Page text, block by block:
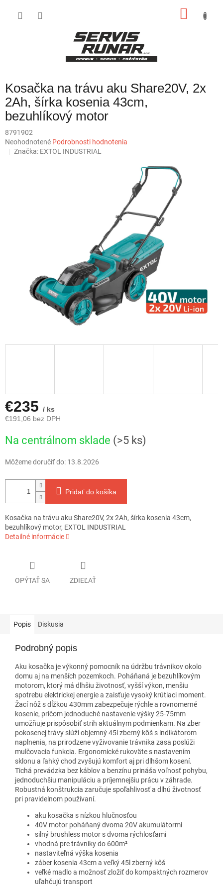
Kosačka na trávu aku Share20V, 2x
2Ah, šírka kosenia 43cm,
bezuhlíkový motor
8791902
Priemerné
hodnotenie
Neohodnotené Podrobnosti hodnotenia
Značka: EXTOL INDUSTRIAL
€235 / ks
€191,06 bez DPH
cena:
Na centrálnom sklade (>5 ks)
Môžeme doručiť do: 13.8.2026
Pridať do košíka
Kosačka na trávu aku Share20V, 2x 2Ah, šírka kosenia 43cm,
bezuhlíkový motor, EXTOL INDUSTRIAL
Detailné informácie
OPÝTAŤ SA ZDIEĽAŤ
Popis Diskusia
Podrobný popis
Aku kosačka je výkonný pomocník na údržbu trávnikov okolo
domu aj na menších pozemkoch. Poháňaná je bezuhlíkovým
motorom, ktorý má dlhšiu životnosť, vyšší výkon, menšiu
spotrebu elektrickej energie a zaisťuje vysoký krútiaci moment.
Žací nôž s dĺžkou 430mm zabezpečuje rýchle a rovnomerné
kosenie, pričom jednoduché nastavenie výšky 25-75mm
umožňuje prispôsobiť strih aktuálnym podmienkam. Na zber
pokosenej trávy slúži objemný 45l zberný kôš s indikátorom
naplnenia, na prirodzene vyživovanie trávnika zasa poslúži
mulčovacia funkcia. Ergonomické rukoväte s nastavením
sklonu a ľahký chod zvyšujú komfort aj pri dlhšom kosení.
Tichá prevádzka bez káblov a benzínu prináša voľnosť pohybu,
jednoduchšiu manipuláciu a príjemnejšiu prácu v záhrade.
Robustná konštrukcia zaručuje spoľahlivosť a dlhú životnosť
pri pravidelnom používaní.
aku kosačka s nízkou hlučnosťou
40V motor poháňaný dvoma 20V akumulátormi
silný brushless motor s dvoma rýchlosťami
vhodná pre trávniky do 600m²
nastaviteľná výška kosenia
záber kosenia 43cm a veľký 45l zberný kôš
veľké madlo a možnosť zložiť do kompaktných rozmerov
uľahčujú transport